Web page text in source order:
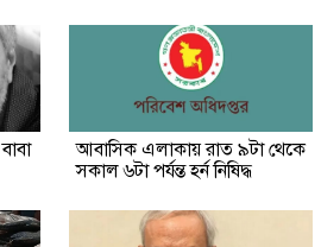
আবাসিক এলাকায় রাত ৯টা থেকে
সকাল ৬টা পর্যন্ত হর্ন নিষিদ্ধ